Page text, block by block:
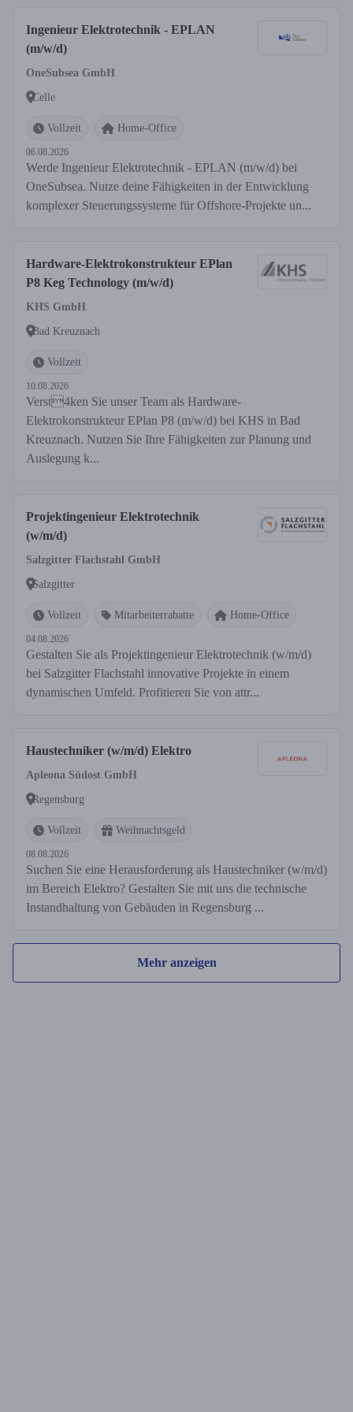
Ingenieur Elektrotechnik - EPLAN
(m/w/d)
OneSubsea GmbH
Celle
Vollzeit Home-Office
06.08.2026
Werde Ingenieur Elektrotechnik - EPLAN (m/w/d) bei
OneSubsea. Nutze deine Fähigkeiten in der Entwicklung
komplexer Steuerungssysteme für Offshore-Projekte un...
Hardware-Elektrokonstrukteur EPlan
P8 Keg Technology (m/w/d)
KHS GmbH
Bad Kreuznach
Vollzeit
10.08.2026
Verst4ken Sie unser Team als Hardware-
Elektrokonstrukteur EPlan P8 (m/w/d) bei KHS in Bad
Kreuznach. Nutzen Sie Ihre Fähigkeiten zur Planung und
Auslegung k...
Projektingenieur Elektrotechnik
(w/m/d)
Salzgitter Flachstahl GmbH
Salzgitter
Vollzeit Mitarbeiterrabatte Home-Office
04.08.2026
Gestalten Sie als Projektingenieur Elektrotechnik (w/m/d)
bei Salzgitter Flachstahl innovative Projekte in einem
dynamischen Umfeld. Profitieren Sie von attr...
Haustechniker (w/m/d) Elektro
Apleona Südost GmbH
Regensburg
Vollzeit Weihnachtsgeld
08.08.2026
Suchen Sie eine Herausforderung als Haustechniker (w/m/d)
im Bereich Elektro? Gestalten Sie mit uns die technische
Instandhaltung von Gebäuden in Regensburg ...
Mehr anzeigen